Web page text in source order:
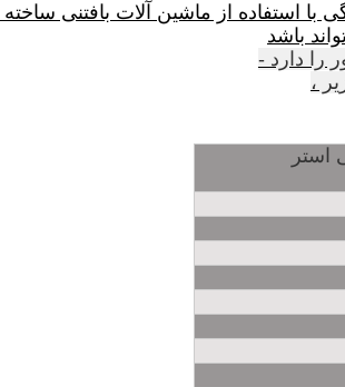
با استفاده از ماشین آلات بافتنی
باشد
را دارد -
،